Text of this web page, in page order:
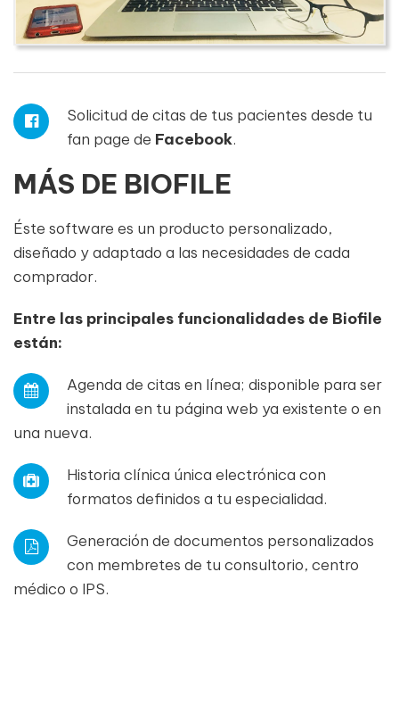
Solicitud de citas de tus pacientes desde tu
fan page de Facebook.
MÁS DE BIOFILE
Éste software es un producto personalizado,
diseñado y adaptado a las necesidades de cada
comprador.
Entre las principales funcionalidades de Biofile
están:
Agenda de citas en línea; disponible para ser
instalada en tu página web ya existente o en
una nueva.
Historia clínica única electrónica con
formatos definidos a tu especialidad.
Generación de documentos personalizados
con membretes de tu consultorio, centro
médico o IPS.